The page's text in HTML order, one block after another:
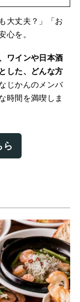
大丈夫？」「お
心を。
ワインや日本酒
した、どんな方
じかんのメンバ
時間を満喫しま
ら